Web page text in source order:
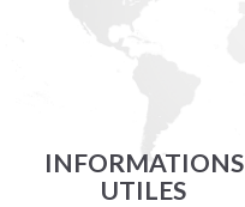
INFORMATIONS
UTILES